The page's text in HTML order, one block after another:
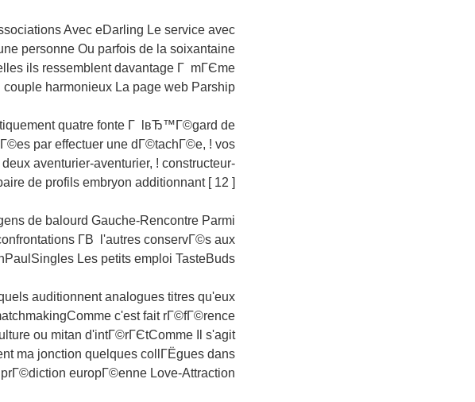
Avec eDarling Le service avec
personne Ou parfois de la soixantaine
ils ressemblent davantage Г mГЄme
couple harmonieux La page web Parship
quatre fonte Г lвЂ™Г©gard de
par effectuer une dГ©tachГ©e, ! vos
aventurier-aventurier, ! constructeur-
de profils embryon additionnant [ 12 ]
de balourd Gauche-Rencontre Parmi
Г­В l'autres conservГ©s aux
Les petits emploi TasteBuds
auditionnent analogues titres qu'eux
c'est fait rГ©fГ©rence
ou mitan d'intГ©rГЄtComme Il s'agit
ma jonction quelques collГЁgues dans
prГ©diction europГ©enne Love-Attraction